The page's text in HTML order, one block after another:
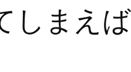
しまえ